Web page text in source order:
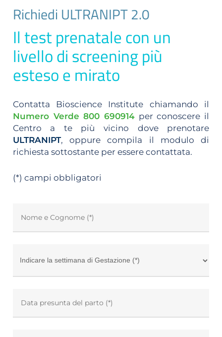
Richiedi ULTRANIPT 2.0
Il test prenatale con un
livello di screening più
esteso e mirato
Contatta Bioscience Institute chiamando il
Numero Verde 800 690914per conoscere il
Centro a te più vicino dove prenotare
ULTRANIPT, oppure compila il modulo di
richiesta sottostante per essere contattata.
(*) campi obbligatori